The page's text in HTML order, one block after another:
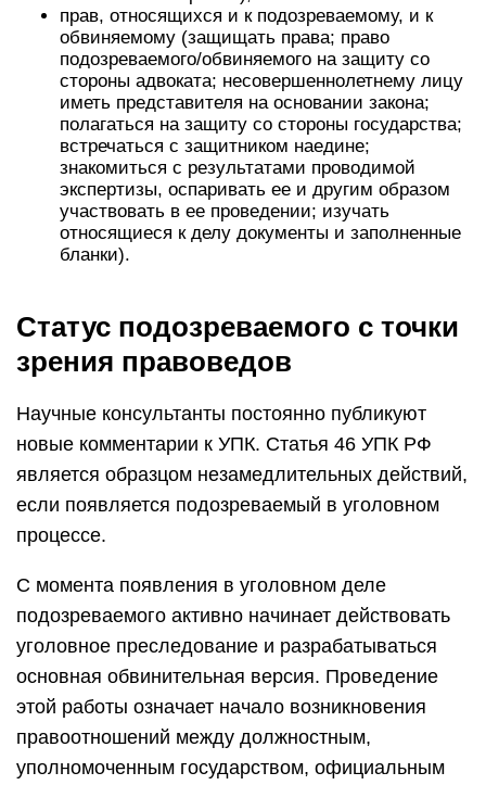
прав, относящихся и к подозреваемому, и к
обвиняемому (защищать права; право
подозреваемого/обвиняемого на защиту со
стороны адвоката; несовершеннолетнему лицу
иметь представителя на основании закона;
полагаться на защиту со стороны государства;
встречаться с защитником наедине;
знакомиться с результатами проводимой
экспертизы, оспаривать ее и другим образом
участвовать в ее проведении; изучать
относящиеся к делу документы и заполненные
бланки).
Статус подозреваемого с точки
зрения правоведов
Научные консультанты постоянно публикуют
новые комментарии к УПК. Статья 46 УПК РФ
является образцом незамедлительных действий,
если появляется подозреваемый в уголовном
процессе.
С момента появления в уголовном деле
подозреваемого активно начинает действовать
уголовное преследование и разрабатываться
основная обвинительная версия. Проведение
этой работы означает начало возникновения
правоотношений между должностным,
уполномоченным государством, официальным